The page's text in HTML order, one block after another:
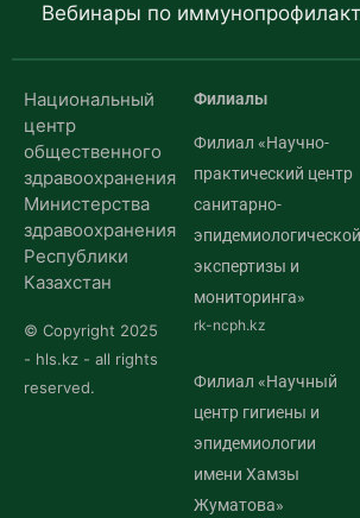
Вебинары по
Национальный
центр
общественного
здравоохранения
Министерства
здравоохранения
Республики
Казахстан
© Copyright 2025
- hls.kz - all rights
reserved.
Филиалы
Филиал «Научно-
практический центр
санитарно-
эпидемиологической
экспертизы и
мониторинга»
rk-ncph.kz
Филиал «Научный
центр гигиены и
эпидемиологии
имени Хамзы
Жуматова»